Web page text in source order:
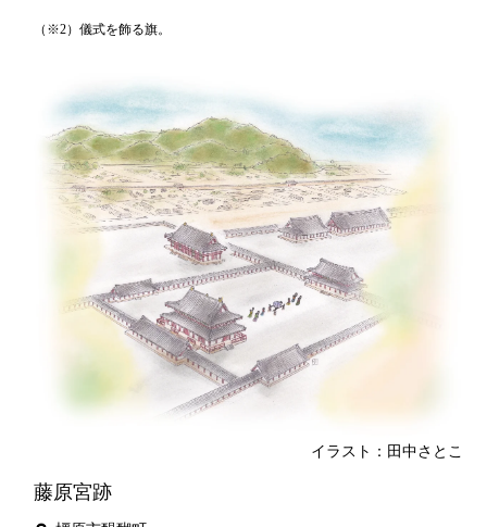
（※2）儀式を飾る旗。
イラスト：田中さとこ
藤原宮跡